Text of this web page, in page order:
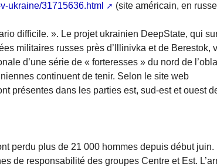
ukraine/31715636.html (site américain, en
difficile. ». Le projet ukrainien DeepState, qui
militaires russes près d’Illinivka et de Berestok,
d’une série de « forteresses » du nord de
continuent de tenir. Selon le site web
présentes dans les parties est, sud-est et ouest
perdu plus de 21 000 hommes depuis début juin.
de responsabilité des groupes Centre et Est.